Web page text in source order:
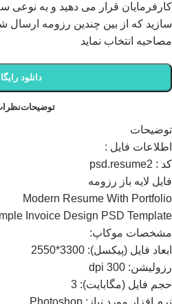
کارفرمایان قرار می دهید و به نوعی
سازید که از بین چندین رزومه ارسال
مصاحبه انتخاب نماید
دانلود
توضیحات
توضیحات
اطلاعات فايل :
کد : psd.resume2
فایل لایه باز رزومه
Modern Resume With Portfolio
Invoice Design PSD Template
مشخصات موکاپ:
ابعاد فايل (پيکسل): 3300*2550
رزوليشن: 300 dpi
حجم فايل (مگابايت): 3